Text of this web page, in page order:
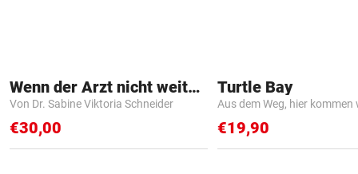
Wenn der Arzt nicht weiter weiß
Von Dr. Sabine Viktoria Schneider
€30,00
Turtle Bay
Aus dem Weg, hier kommen
€19,90